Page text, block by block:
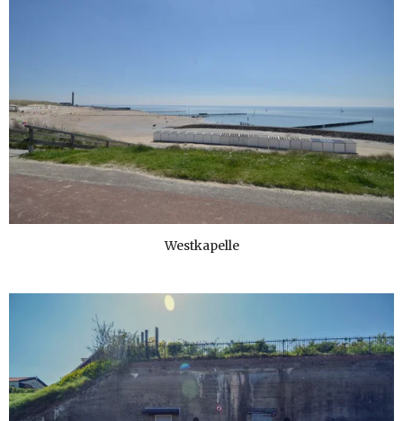
Westkapelle